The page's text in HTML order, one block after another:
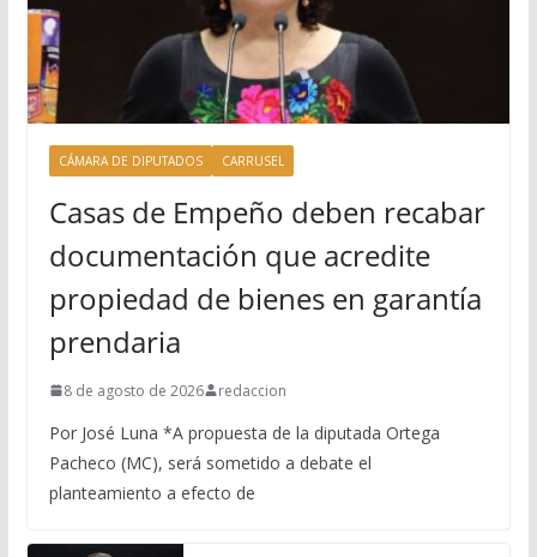
CÁMARA DE DIPUTADOS CARRUSEL
Casas de Empeño deben recabar
documentación que acredite
propiedad de bienes en garantía
prendaria
8 de agosto de 2026 redaccion
Por José Luna *A propuesta de la diputada Ortega
Pacheco (MC), será sometido a debate el
planteamiento a efecto de